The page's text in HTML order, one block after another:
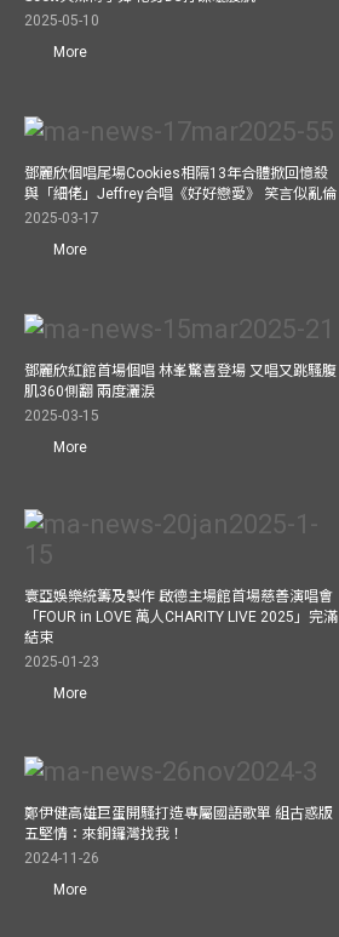
2025-05-10
More
鄧麗欣個唱尾場Cookies相隔13年合體掀回憶殺
與「細佬」Jeffrey合唱《好好戀愛》 笑言似亂倫
2025-03-17
More
鄧麗欣紅館首場個唱 林峯驚喜登場 又唱又跳騷腹
肌360側翻 兩度灑淚
2025-03-15
More
寰亞娛樂統籌及製作 啟德主場館首場慈善演唱會
「FOUR in LOVE 萬人CHARITY LIVE 2025」完滿
結束
2025-01-23
More
鄭伊健高雄巨蛋開騷打造專屬國語歌單 組古惑版
五堅情：來銅鑼灣找我！
2024-11-26
More